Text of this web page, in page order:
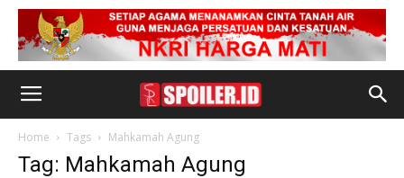
Home Tags Mahkamah Agung
Tag: Mahkamah Agung